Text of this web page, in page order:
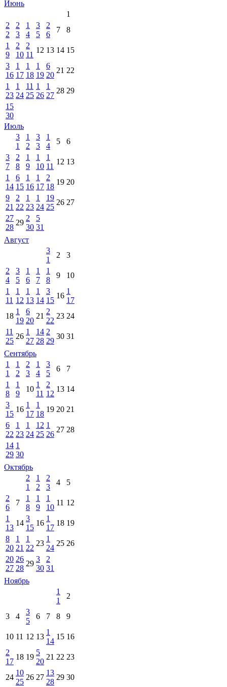
Июнь
1
2
2
2
3
1
4
3
5
2
6
7
8
1
9
2
10
2
11
12 13 14 15
3
16
1
17
1
18
1
19
6
20
21 22
1
23
1
24
11
25
1
26
1
27
28 29
15
30
Июль
3
1
1
2
3
3
1
4
5
6
3
7
2
8
1
9
1
10
1
11
12 13
1
14
6
15
1
16
1
17
2
18
19 20
9
21
2
22
1
23
1
24
19
25
26 27
27
28
29
2
30
5
31
Август
3
1
2
3
2
4
3
5
1
6
1
7
1
8
9
10
1
11
1
12
1
13
1
14
3
15
16
1
17
18
1
19
6
20
21
2
22
23 24
11
25
26
1
27
14
28
2
29
30 31
Сентябрь
1
1
1
2
2
3
1
4
3
5
6
7
1
8
1
9
10
1
11
2
12
13 14
3
15
16
1
17
1
18
19 20 21
6
22
1
23
1
24
12
25
1
26
27 28
14
29
1
30
Октябрь
2
1
1
2
2
3
4
5
2
6
7
1
8
1
9
1
10
11 12
1
13
14
3
15
16
1
17
18 19
8
20
1
21
1
22
23
1
24
25 26
20
27
26
28
29
3
30
2
31
Ноябрь
1
1
2
3 4
3
5
6 7 8 9
10 11 12 13
1
14
15 16
2
17
18 19
5
20
21 22 23
24
10
25
26 27
13
28
29 30